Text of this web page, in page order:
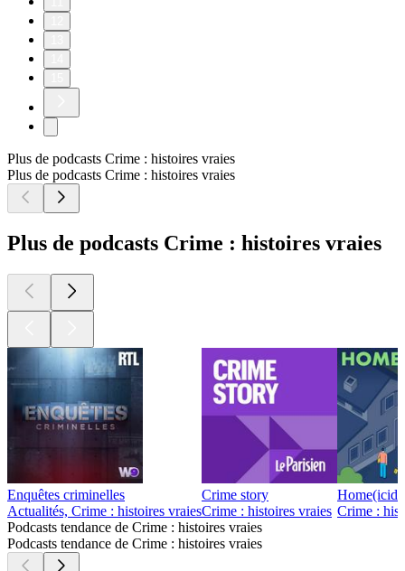
Plus de podcasts Crime : histoires vraies
Plus de podcasts Crime : histoires vraies
Plus de podcasts Crime : histoires vraies
Enquêtes criminelles
Actualités, Crime : histoires vraies
Crime story
Crime : histoires vraies Crime :
Podcasts tendance de Crime : histoires vraies
Podcasts tendance de Crime : histoires vraies